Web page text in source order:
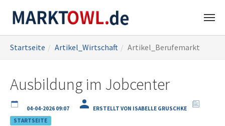
Hauptinhalt
sind
Startseite Artikel_Wirtschaft Artikel_Berufemarkt
Ausbildung im Jobcenter
04-04-2026 09:07
ERSTELLT VON ISABELLE GRUSCHKE
STARTSEITE